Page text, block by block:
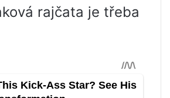
rajčata je třeba